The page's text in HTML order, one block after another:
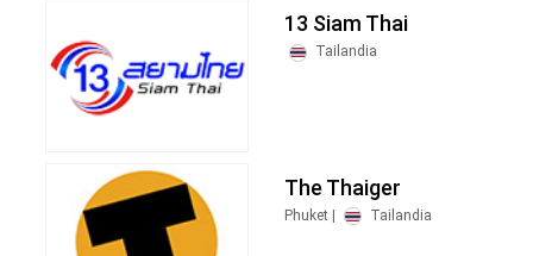
13 Siam Thai
Tailandia
The Thaiger
Phuket | Tailandia